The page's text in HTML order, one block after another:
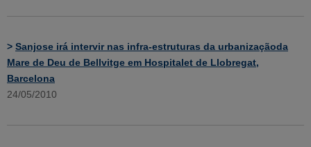
> Sanjose irá intervir nas infra-estruturas da urbanizaçãoda
Mare de Deu de Bellvitge em Hospitalet de Llobregat,
Barcelona
24/05/2010